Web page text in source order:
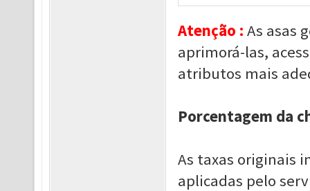
Atenção : As asas
aprimorá-las,
atributos mais
Porcentagem da
As taxas originais
aplicadas pelo